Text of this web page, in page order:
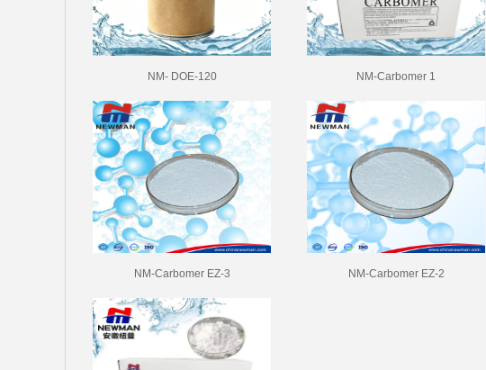
NM- DOE-120 NM-Carbomer 1
NM-Carbomer EZ-3 NM-Carbomer EZ-2